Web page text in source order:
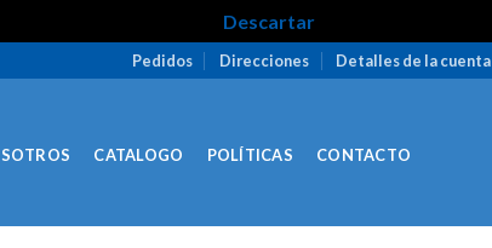
Descartar
Pedidos Direcciones Detalles de la cuenta
CATALOGO POLÍTICAS CONTACTO